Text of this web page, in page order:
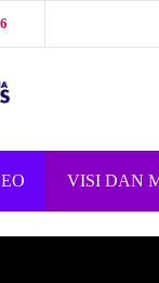
VISI DAN
CEO